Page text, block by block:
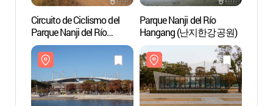
Circuito de Ciclismo del
Parque Nanji del Río
Hangang (난지한강공원
MTB코스장)
Parque Nanji del Río
Hangang (난지한강공원)